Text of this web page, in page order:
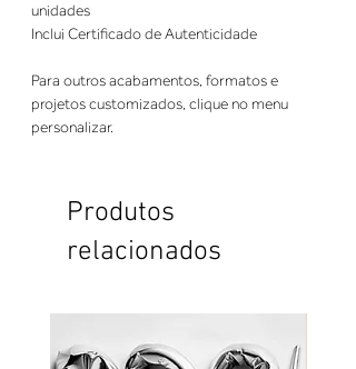
unidades
Inclui Certificado de Autenticidade
Para outros acabamentos, formatos e
projetos customizados, clique no menu
personalizar.
Produtos
relacionados